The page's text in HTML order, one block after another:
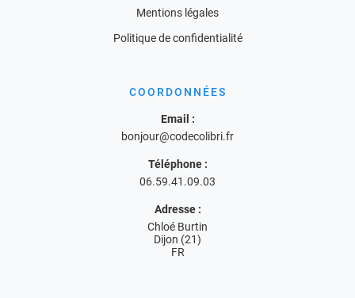
Mentions légales
Politique de confidentialité
COORDONNÉES
Email :
bonjour@codecolibri.fr
Téléphone :
06.59.41.09.03
Adresse :
Chloé Burtin
Dijon (21)
FR